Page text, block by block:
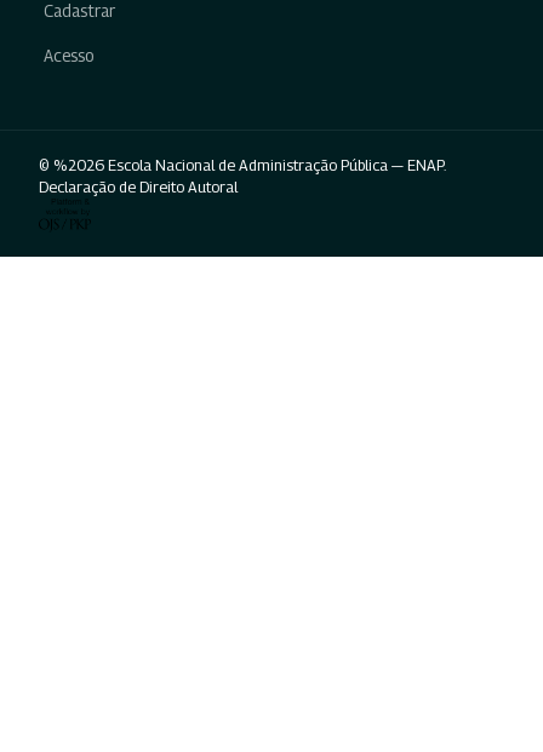
Cadastrar
Acesso
© %2026 Escola Nacional de Administração Pública — ENAP.
Declaração de Direito Autoral